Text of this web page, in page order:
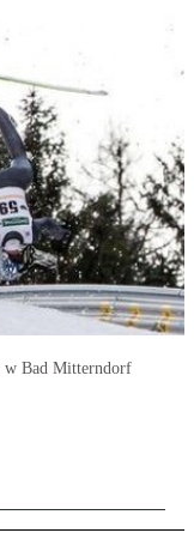
w Bad Mitterndorf